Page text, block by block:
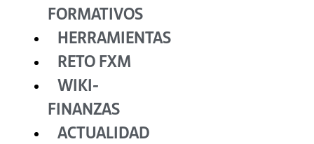
FORMATIVOS
HERRAMIENTAS
RETO FXM
WIKI-
FINANZAS
ACTUALIDAD